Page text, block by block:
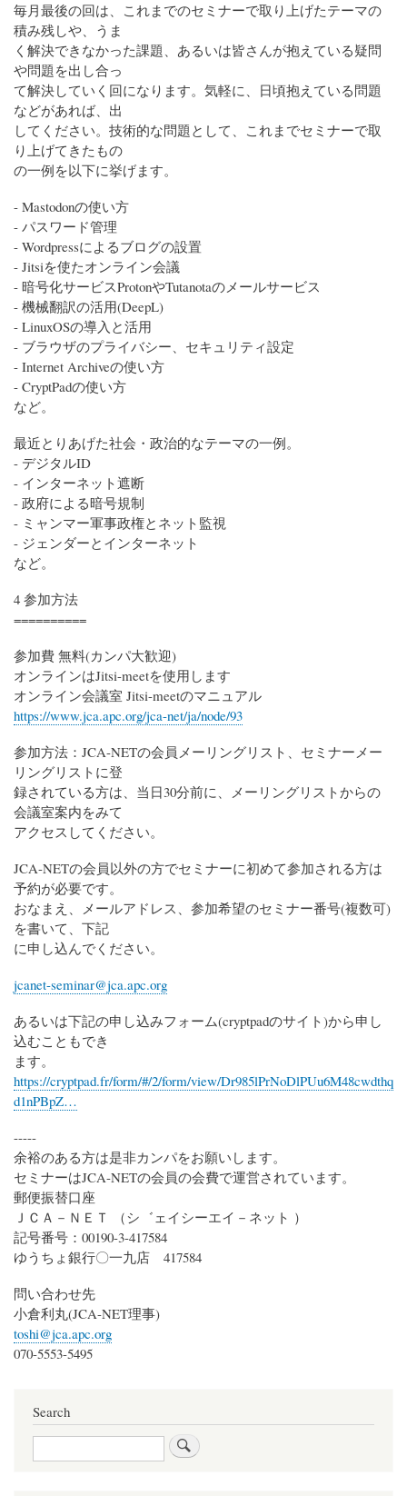
毎月最後の回は、これまでのセミナーで取り上げたテーマの
積み残しや、うま
く解決できなかった課題、あるいは皆さんが抱えている疑問
や問題を出し合っ
て解決していく回になります。気軽に、日頃抱えている問題
などがあれば、出
してください。技術的な問題として、これまでセミナーで取
り上げてきたもの
の一例を以下に挙げます。
- Mastodonの使い方
- パスワード管理
- Wordpressによるブログの設置
- Jitsiを使たオンライン会議
- 暗号化サービスProtonやTutanotaのメールサービス
- 機械翻訳の活用(DeepL)
- LinuxOSの導入と活用
- ブラウザのプライバシー、セキュリティ設定
- Internet Archiveの使い方
- CryptPadの使い方
など。
最近とりあげた社会・政治的なテーマの一例。
- デジタルID
- インターネット遮断
- 政府による暗号規制
- ミャンマー軍事政権とネット監視
- ジェンダーとインターネット
など。
4 参加方法
==========
参加費 無料(カンパ大歓迎)
オンラインはJitsi-meetを使用します
オンライン会議室 Jitsi-meetのマニュアル
https://www.jca.apc.org/jca-net/ja/node/93
参加方法：JCA-NETの会員メーリングリスト、セミナーメー
リングリストに登
録されている方は、当日30分前に、メーリングリストからの
会議室案内をみて
アクセスしてください。
JCA-NETの会員以外の方でセミナーに初めて参加される方は
予約が必要です。
おなまえ、メールアドレス、参加希望のセミナー番号(複数可)
を書いて、下記
に申し込んでください。
jcanet-seminar@jca.apc.org
あるいは下記の申し込みフォーム(cryptpadのサイト)から申し
込むこともでき
ます。
https://cryptpad.fr/form/#/2/form/view/Dr985lPrNoDlPUu6M48cwdthq
d1nPBpZ…
-----
余裕のある方は是非カンパをお願いします。
セミナーはJCA-NETの会員の会費で運営されています。
郵便振替口座
ＪＣＡ－ＮＥＴ （シ゛ェイシーエイ－ネット ）
記号番号：00190-3-417584
ゆうちょ銀行〇一九店 417584
問い合わせ先
小倉利丸(JCA-NET理事)
toshi@jca.apc.org
070-5553-5495
Search
Search